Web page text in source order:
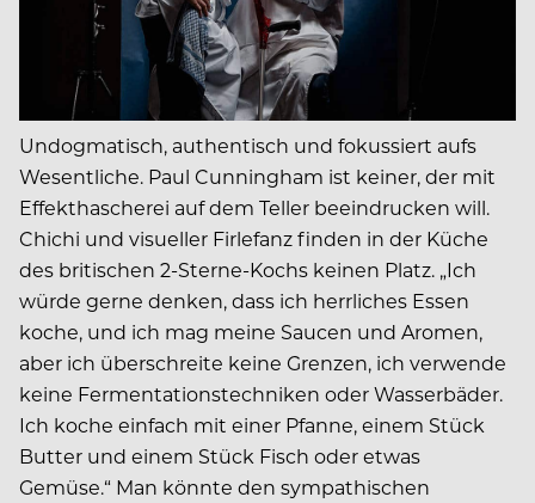
Undogmatisch, authentisch und fokussiert aufs
Wesentliche. Paul Cunningham ist keiner, der mit
Effekthascherei auf dem Teller beeindrucken will.
Chichi und visueller Firlefanz finden in der Küche
des britischen 2-Sterne-Kochs keinen Platz. „Ich
würde gerne denken, dass ich herrliches Essen
koche, und ich mag meine Saucen und Aromen,
aber ich überschreite keine Grenzen, ich verwende
keine Fermentationstechniken oder Wasserbäder.
Ich koche einfach mit einer Pfanne, einem Stück
Butter und einem Stück Fisch oder etwas
Gemüse.“ Man könnte den sympathischen